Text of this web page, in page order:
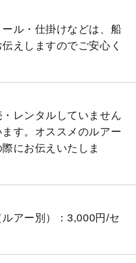
ール・仕掛けなどは、船
えしますのでご安心く
レンタルしていません
す。オススメのルアー
にお伝えいたしま
アー別）：3,000円/セ